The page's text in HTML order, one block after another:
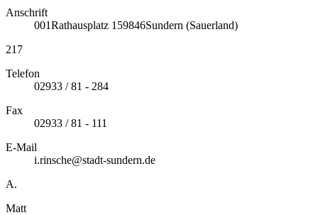
Anschrift
001Rathausplatz 1 59846Sundern (Sauerland)
217
Telefon
02933 / 81 - 284
Fax
02933 / 81 - 111
E-Mail
i.rinsche@stadt-sundern.de
A.
Matt